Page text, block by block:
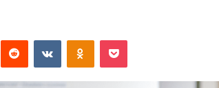
Reddit VKontakte Odnoklassniki Pocket